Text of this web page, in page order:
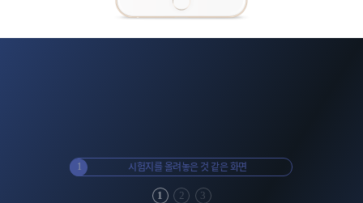
1 시험지를 올려놓은 것 같은 화면
1 2 3